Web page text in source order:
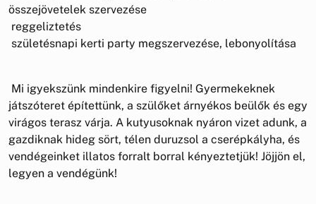
összejövetelek szervezése
reggeliztetés
születésnapi kerti party megszervezése, lebonyolítása
Mi igyekszünk mindenkire figyelni! Gyermekeknek
játszóteret építettünk, a szülőket árnyékos beülők és egy
virágos terasz várja. A kutyusoknak nyáron vizet adunk, a
gazdiknak hideg sört, télen duruzsol a cserépkályha, és
vendégeinket illatos forralt borral kényeztetjük! Jöjjön el,
legyen a vendégünk!